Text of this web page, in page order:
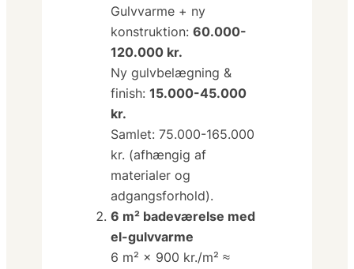
Gulvvarme + ny
konstruktion:60.000-
120.000 kr.
Ny gulvbelægning &
finish:15.000-45.000
kr.
Samlet: 75.000-165.000
kr. (afhængig af
materialer og
adgangsforhold).
6 m² badeværelse med
el-gulvvarme
6 m² × 900 kr./m² ≈